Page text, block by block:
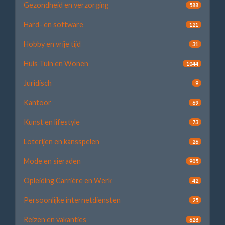
Gezondheid en verzorging 588
Hard- en software 121
Hobby en vrije tijd 31
Huis Tuin en Wonen 1044
Juridisch 9
Kantoor 69
Kunst en lifestyle 73
Loterijen en kansspelen 26
Mode en sieraden 905
Opleiding Carrière en Werk 42
Persoonlijke internetdiensten 25
Reizen en vakanties 628